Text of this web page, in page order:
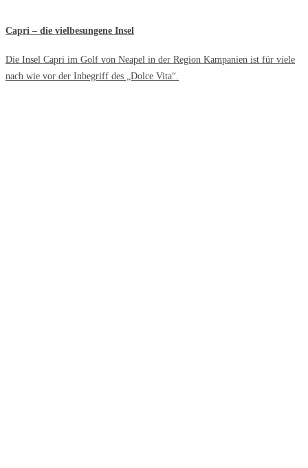
Capri – die vielbesungene Insel
Die Insel Capri im Golf von Neapel in der Region Kampanien ist für viele
nach wie vor der Inbegriff des „Dolce Vita“.